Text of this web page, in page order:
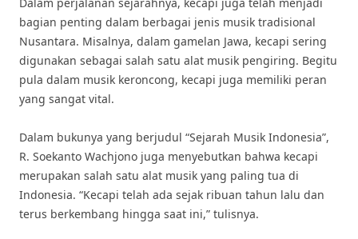
bagian penting dalam berbagai jenis musik tradisional
Nusantara. Misalnya, dalam gamelan Jawa, kecapi sering
digunakan sebagai salah satu alat musik pengiring. Begitu
pula dalam musik keroncong, kecapi juga memiliki peran
yang sangat vital.
Dalam bukunya yang berjudul “Sejarah Musik Indonesia”,
R. Soekanto Wachjono juga menyebutkan bahwa kecapi
merupakan salah satu alat musik yang paling tua di
Indonesia. “Kecapi telah ada sejak ribuan tahun lalu dan
terus berkembang hingga saat ini,” tulisnya.